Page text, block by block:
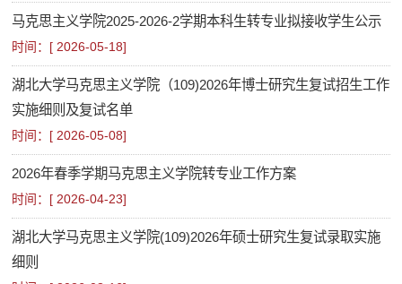
马克思主义学院2025-2026-2学期本科生转专业拟接收学生公示
时间：[ 2026-05-18]
湖北大学马克思主义学院（109)2026年博士研究生复试招生工作
实施细则及复试名单
时间：[ 2026-05-08]
2026年春季学期马克思主义学院转专业工作方案
时间：[ 2026-04-23]
湖北大学马克思主义学院(109)2026年硕士研究生复试录取实施
细则